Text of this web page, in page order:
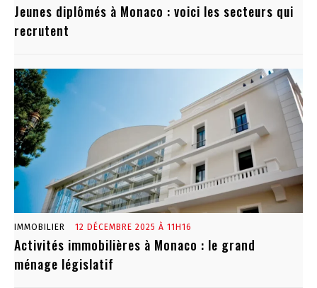
Jeunes diplômés à Monaco : voici les secteurs qui
recrutent
IMMOBILIER 12 DÉCEMBRE 2025 À 11H16
Activités immobilières à Monaco : le grand
ménage législatif